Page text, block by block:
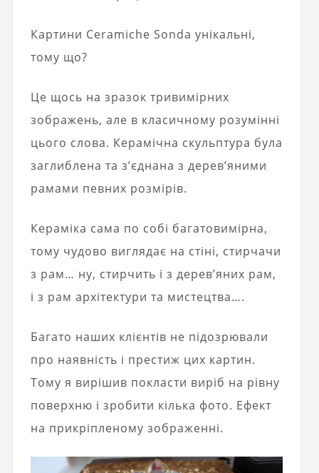
Картини Ceramiche Sonda унікальні,
тому що?
Це щось на зразок тривимірних
зображень, але в класичному розумінні
цього слова. Керамічна скульптура була
заглиблена та з’єднана з дерев’яними
рамами певних розмірів.
Кераміка сама по собі багатовимірна,
тому чудово виглядає на стіні, стирчачи
з рам… ну, стирчить і з дерев’яних рам,
і з рам архітектури та мистецтва….
Багато наших клієнтів не підозрювали
про наявність і престиж цих картин.
Тому я вирішив покласти виріб на рівну
поверхню і зробити кілька фото. Ефект
на прикріпленому зображенні.